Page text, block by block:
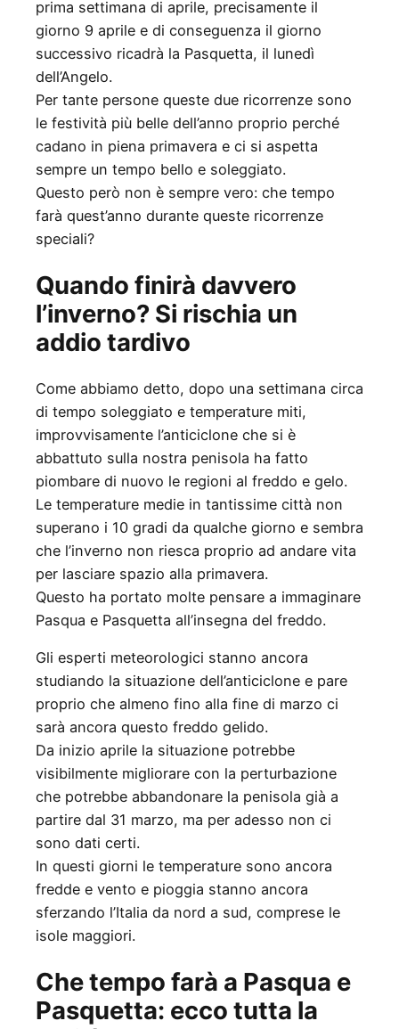
prima settimana di aprile, precisamente il
giorno 9 aprile e di conseguenza il giorno
successivo ricadrà la Pasquetta, il lunedì
dell’Angelo.
Per tante persone queste due ricorrenze sono
le festività più belle dell’anno proprio perché
cadano in piena primavera e ci si aspetta
sempre un tempo bello e soleggiato.
Questo però non è sempre vero: che tempo
farà quest’anno durante queste ricorrenze
speciali?
Quando finirà davvero
l’inverno? Si rischia un
addio tardivo
Come abbiamo detto, dopo una settimana circa
di tempo soleggiato e temperature miti,
improvvisamente l’anticiclone che si è
abbattuto sulla nostra penisola ha fatto
piombare di nuovo le regioni al freddo e gelo.
Le temperature medie in tantissime città non
superano i 10 gradi da qualche giorno e sembra
che l’inverno non riesca proprio ad andare vita
per lasciare spazio alla primavera.
Questo ha portato molte pensare a immaginare
Pasqua e Pasquetta all’insegna del freddo.
Gli esperti meteorologici stanno ancora
studiando la situazione dell’anticiclone e pare
proprio che almeno fino alla fine di marzo ci
sarà ancora questo freddo gelido.
Da inizio aprile la situazione potrebbe
visibilmente migliorare con la perturbazione
che potrebbe abbandonare la penisola già a
partire dal 31 marzo, ma per adesso non ci
sono dati certi.
In questi giorni le temperature sono ancora
fredde e vento e pioggia stanno ancora
sferzando l’Italia da nord a sud, comprese le
isole maggiori.
Che tempo farà a Pasqua e
Pasquetta: ecco tutta la